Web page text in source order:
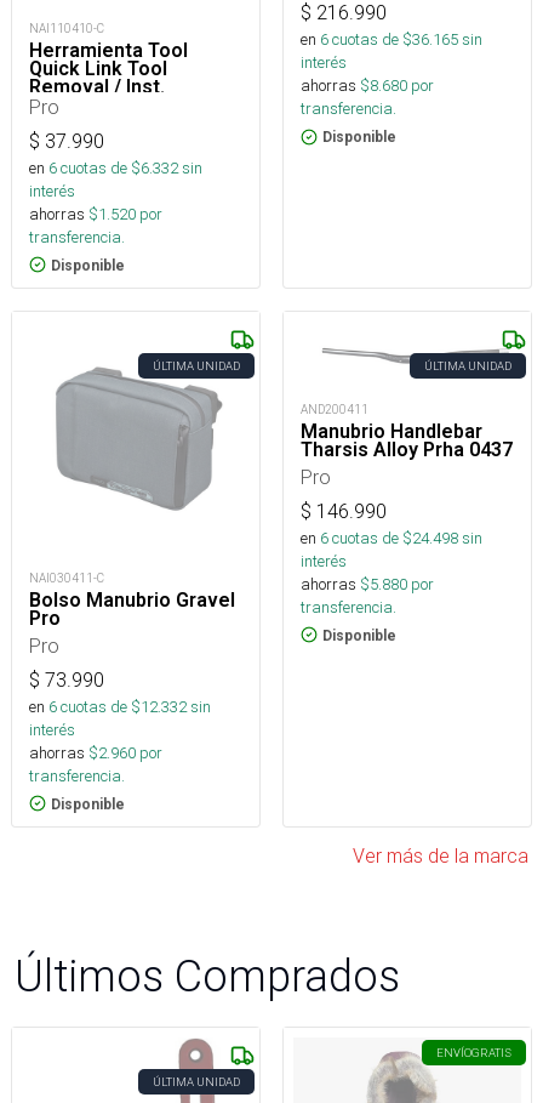
NAI110410-C
Herramienta Tool
Quick Link Tool
Removal / Inst.
Pro
$ 37.990
en 6cuotas de $6.332sin
interés
ahorras $1.520 por
transferencia.
Disponible
$ 216.990
en 6cuotas de $36.165sin
interés
ahorras $8.680 por
transferencia.
Disponible
ÚLTIMA UNIDAD
NAI030411-C
Bolso Manubrio Gravel
Pro
Pro
$ 73.990
en 6cuotas de $12.332sin
interés
ahorras $2.960 por
transferencia.
Disponible
ÚLTIMA UNIDAD
AND200411
Manubrio Handlebar
Tharsis Alloy Prha 0437
Pro
$ 146.990
en 6cuotas de $24.498sin
interés
ahorras $5.880 por
transferencia.
Disponible
Ver más de la marca
Últimos Comprados
ÚLTIMA UNIDAD
ENVÍOGRATIS